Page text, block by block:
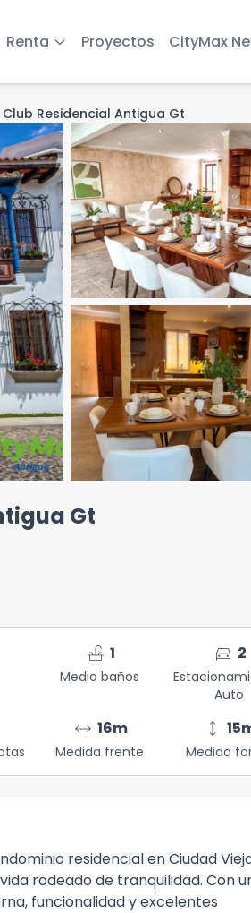
Renta Proyectos CityMax
Residencial Antigua Gt
Gt
faucet 1
Medio baños
directions_car 2
Auto
arrow_range 16m
Medida frente
height 15
Medida
residencial enCiudad
rodeado de tranquilidad. Con
funcionalidad y excelentes